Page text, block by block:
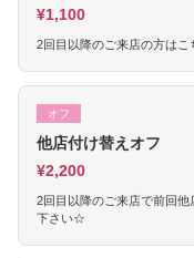
¥1,100
2回目以降のご来店の方は
オフ
他店付け替えオフ
¥2,200
2回目以降のご来店で前回
下さい☆